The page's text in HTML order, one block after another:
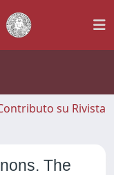
su Rivista
The